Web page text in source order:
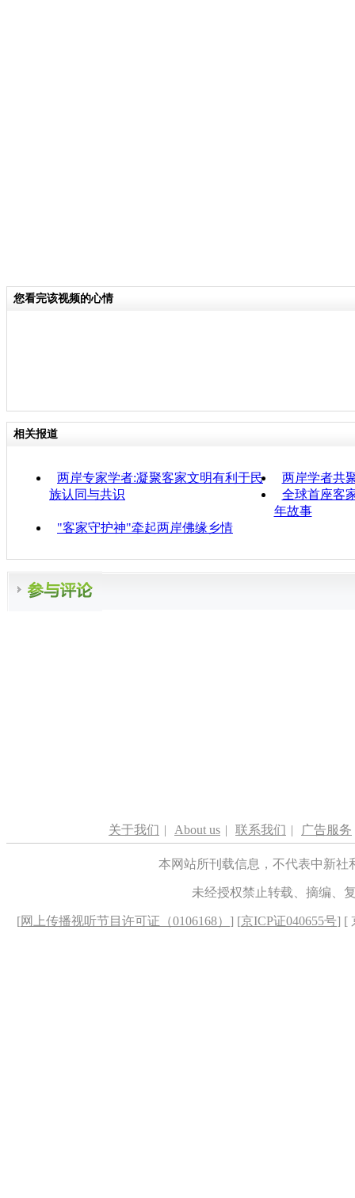
您看完该视频的心情
相关报道
两岸专家学者:凝聚客家文明有利于民
族认同与共识
两岸学者共
全球首座客
年故事
"客家守护神"牵起两岸佛缘乡情
关于我们 | About us | 联系我们 | 广告服务
本网站所刊载信息，不代表中新
未经授权禁止转载、摘编、
[网上传播视听节目许可证（0106168） ] [京ICP证040655号] [